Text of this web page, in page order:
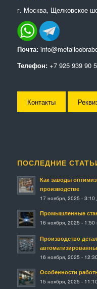
г. Москва, Щелковское
Почта:
Телефон: +7 925 939 90
Контакты
ПОСЛЕДНИЕ
Как заводы
производстве
17 ноября, 2025 - 3:10
Промышленные
16 ноября, 2025 - 1:50
Производство
16 ноября, 2025 -
Особенности
15 ноября, 2025 -